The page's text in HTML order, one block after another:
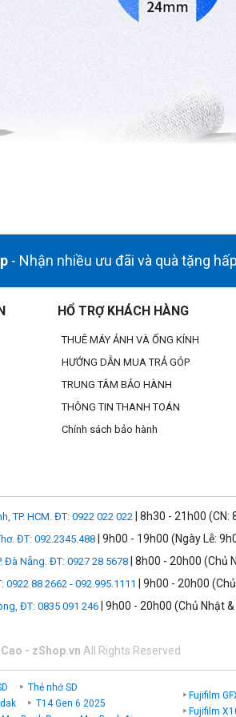
- Nhận nhiều ưu đãi và quà tặng
HỔ TRỢ KHÁCH HÀNG
THUÊ MÁY ẢNH VÀ ỐNG KÍNH
HƯỚNG DẪN MUA TRẢ GÓP
TRUNG TÂM BẢO HÀNH
THÔNG TIN THANH TOÁN
Chính sách bảo hành
TP. HCM. ĐT: 0922 022 022 | 8h30 - 21h00
ĐT: 092.2345.488 | 9h00 - 19h00 (Ngày Lễ:
Đà Nẵng. ĐT: 0927 28 5678 | 8h00 - 20h00 (Chủ
0922 88 2662 - 092.995.1111
| 9h00 - 20h00
ĐT: 0835 091 246 | 9h00 - 20h00 (Chủ Nhật
- zShop.vn All Rights Reserved
Thẻ nhớ SD
T14 Gen 6 2025
Fujifilm
Fujifilm